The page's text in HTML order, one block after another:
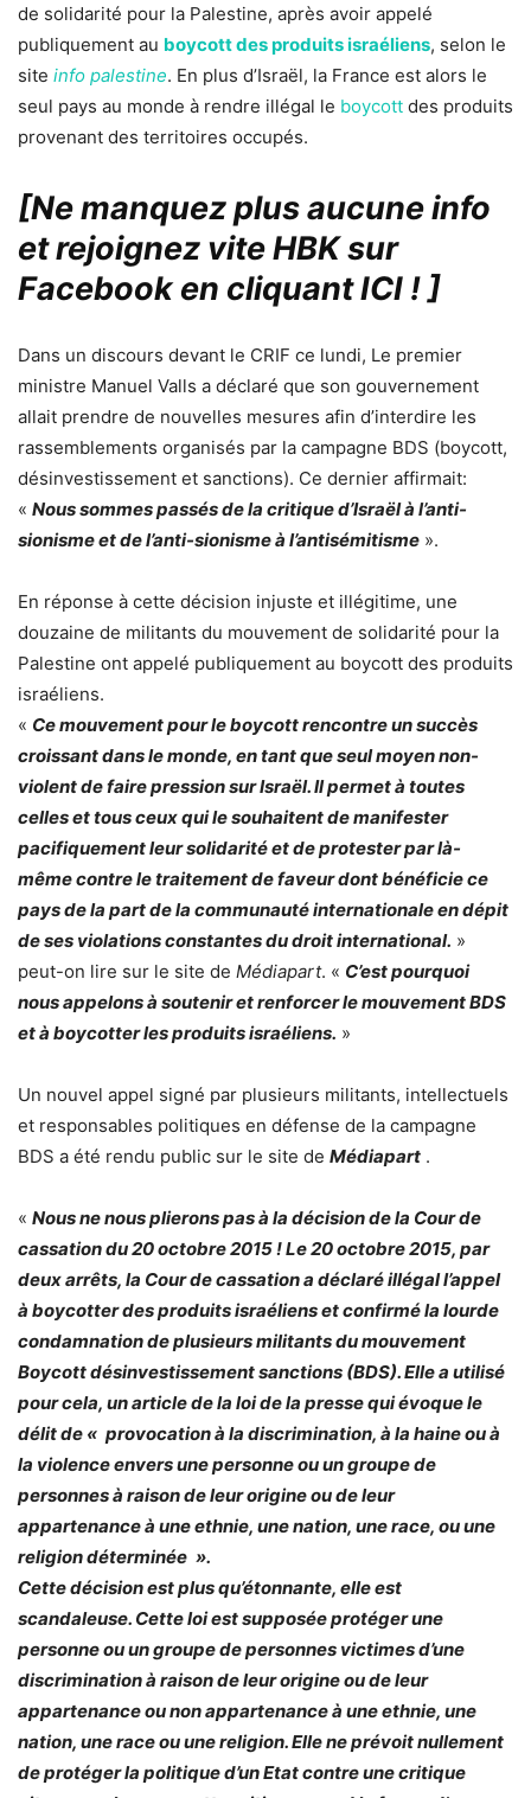
de solidarité pour la Palestine, après avoir appelé
publiquement au boycott des produits israéliens, selon le
site info palestine. En plus d’Israël, la France est alors le
seul pays au monde à rendre illégal le boycott des produits
provenant des territoires occupés.
[Ne manquez plus aucune info
et rejoignez vite HBK sur
Facebook en cliquant ICI !]
Dans un discours devant le CRIF ce lundi, Le premier
ministre Manuel Valls a déclaré que son gouvernement
allait prendre de nouvelles mesures afin d’interdire les
rassemblements organisés par la campagne BDS (boycott,
désinvestissement et sanctions). Ce dernier affirmait:
« Nous sommes passés de la critique d’Israël à l’anti-
sionisme et de l’anti-sionisme à l’antisémitisme ».
En réponse à cette décision injuste et illégitime, une
douzaine de militants du mouvement de solidarité pour la
Palestine ont appelé publiquement au boycott des produits
israéliens.
« Ce mouvement pour le boycott rencontre un succès
croissant dans le monde, en tant que seul moyen non-
violent de faire pression sur Israël. Il permet à toutes
celles et tous ceux qui le souhaitent de manifester
pacifiquement leur solidarité et de protester par là-
même contre le traitement de faveur dont bénéficie ce
pays de la part de la communauté internationale en dépit
de ses violations constantes du droit international. »
peut-on lire sur le site de Médiapart. « C’est pourquoi
nous appelons à soutenir et renforcer le mouvement BDS
et à boycotter les produits israéliens. »
Un nouvel appel signé par plusieurs militants, intellectuels
et responsables politiques en défense de la campagne
BDS a été rendu public sur le site de Médiapart .
« Nous ne nous plierons pas à la décision de la Cour de
cassation du 20 octobre 2015 ! Le 20 octobre 2015, par
deux arrêts, la Cour de cassation a déclaré illégal l’appel
à boycotter des produits israéliens et confirmé la lourde
condamnation de plusieurs militants du mouvement
Boycott désinvestissement sanctions (BDS). Elle a utilisé
pour cela, un article de la loi de la presse qui évoque le
délit de « provocation à la discrimination, à la haine ou à
la violence envers une personne ou un groupe de
personnes à raison de leur origine ou de leur
appartenance à une ethnie, une nation, une race, ou une
religion déterminée ».
Cette décision est plus qu’étonnante, elle est
scandaleuse. Cette loi est supposée protéger une
personne ou un groupe de personnes victimes d’une
discrimination à raison de leur origine ou de leur
appartenance ou non appartenance à une ethnie, une
nation, une race ou une religion. Elle ne prévoit nullement
de protéger la politique d’un Etat contre une critique